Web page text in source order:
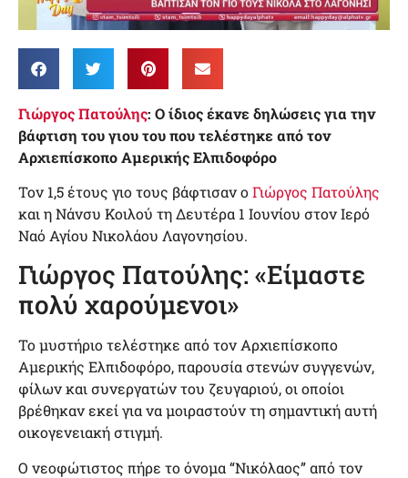
Γιώργος Πατούλης: O ίδιος έκανε δηλώσεις για την
βάφτιση του γιου του που τελέστηκε από τον
Αρχιεπίσκοπο Αμερικής Ελπιδοφόρο
Τον 1,5 έτους γιο τους βάφτισαν οΓιώργος Πατούλης
και η Νάνσυ Κοιλού τη Δευτέρα 1 Ιουνίου στον Ιερό
Ναό Αγίου Νικολάου Λαγονησίου.
Γιώργος Πατούλης: «Είμαστε
πολύ χαρούμενοι»
Το μυστήριο τελέστηκε από τον Αρχιεπίσκοπο
Αμερικής Ελπιδοφόρο, παρουσία στενών συγγενών,
φίλων και συνεργατών του ζευγαριού, οι οποίοι
βρέθηκαν εκεί για να μοιραστούν τη σημαντική αυτή
οικογενειακή στιγμή.
Ο νεοφώτιστος πήρε το όνομα “Νικόλαος” από τον